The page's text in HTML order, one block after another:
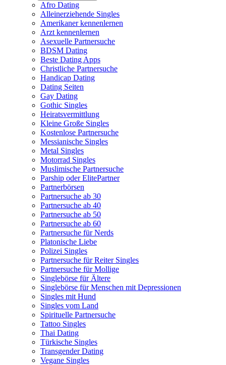
Afro Dating
Alleinerziehende Singles
Amerikaner kennenlernen
Arzt kennenlernen
Asexuelle Partnersuche
BDSM Dating
Beste Dating Apps
Christliche Partnersuche
Handicap Dating
Dating Seiten
Gay Dating
Gothic Singles
Heiratsvermittlung
Kleine Große Singles
Kostenlose Partnersuche
Messianische Singles
Metal Singles
Motorrad Singles
Muslimische Partnersuche
Parship oder ElitePartner
Partnerbörsen
Partnersuche ab 30
Partnersuche ab 40
Partnersuche ab 50
Partnersuche ab 60
Partnersuche für Nerds
Platonische Liebe
Polizei Singles
Partnersuche für Reiter Singles
Partnersuche für Mollige
Singlebörse für Ältere
Singlebörse für Menschen mit Depressionen
Singles mit Hund
Singles vom Land
Spirituelle Partnersuche
Tattoo Singles
Thai Dating
Türkische Singles
Transgender Dating
Vegane Singles